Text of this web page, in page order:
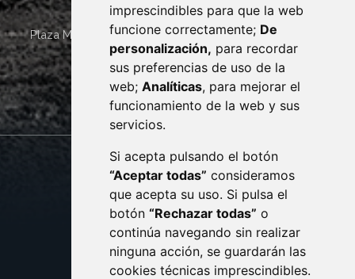
imprescindibles para que la web
funcione correctamente; De
personalización, para recordar
sus preferencias de uso de la
web; Analíticas, para mejorar el
funcionamiento de la web y sus
servicios.
Si acepta pulsando el botón
“Aceptar todas” consideramos
que acepta su uso. Si pulsa el
botón “Rechazar todas” o
continúa navegando sin realizar
ninguna acción, se guardarán las
cookies técnicas imprescindibles.
Plaza Mayor 4 22400 MONZÓN - ARAGÓN (ESPAÑA)
· (34) 974 400 700 ·
sac@monzon.es
monzon.es
CONTACTO
AVISO LEGAL
PROTECCIÓN DE DATOS
POLÍTICA DE COOKIES
ACCESIBILIDAD
ENLACE EXTERNO AL